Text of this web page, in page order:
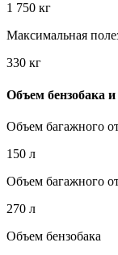
1 750 кг
Максимальная
330 кг
Объем бензобака
Объем багажного
150 л
Объем багажного
270 л
Объем бензобака